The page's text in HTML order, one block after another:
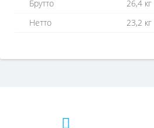
Брутто
26,4 кг
Нетто
23,2 кг